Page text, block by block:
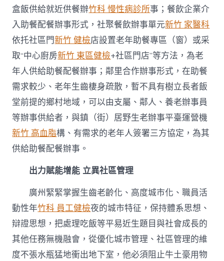
盒飯供給就近供餐辦竹科 慢性病診所事；餐飲企業介
入助餐配餐辦事形式，社聚餐飲辦事單元新竹 家醫科
依托社區門新竹 健檢店設置老年助餐專區（窗）或采
取“中心廚房新竹 東區健檢+社區門店”等方法，為老
年人供給助餐配餐辦事；鄰里合作辦事形式，在助餐
需求較少、老年生齒棲身疏散，暫不具有樹立長者飯
堂前提的鄉村地域，可以由支屬、鄰人、養老辦事員
等辦事供給者，與鎮（街）居野生老辦事平臺運營機
新竹 高血脂構、有需求的老年人簽署三方協定，為其
供給助餐配餐辦事。
出力賦能增能 立異社區管理
廣州緊緊掌握生齒老齡化、高度城市化、職員活
動性年竹科 員工健檢夜的城市特征，保持體系思想、
辯證思想，把處理吃飯等平易近生題目與社會成長的
其他任務無機融會，從優化城市管理、社區管理的維
度不張水瓶猛地衝出地下室，他必須阻止牛土豪用物